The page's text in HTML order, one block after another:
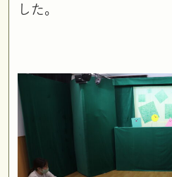
した。